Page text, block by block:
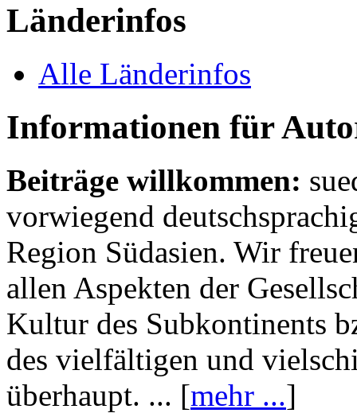
Länderinfos
Alle Länderinfos
Informationen für
Beiträge willkommen:
vorwiegend
Region Südasien. Wir
allen Aspekten der
Kultur des Subkontinents
des vielfältigen und
überhaupt. ... [mehr ...]